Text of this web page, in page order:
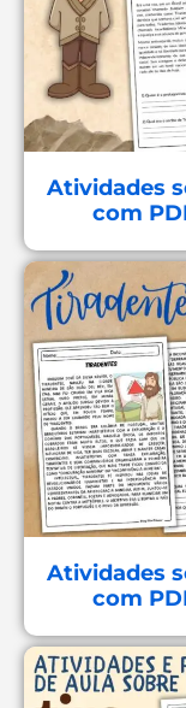
Atividades
com
Atividades
com